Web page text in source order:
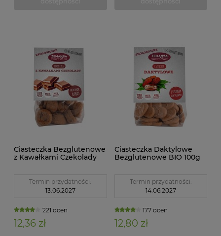
Ciasteczka Bezglutenowe
z Kawałkami Czekolady
Termin przydatności:
13.06.2027
221 ocen
12,36 zł
Ciasteczka Daktylowe
Bezglutenowe BIO 100g
Termin przydatności:
14.06.2027
177 ocen
12,80 zł